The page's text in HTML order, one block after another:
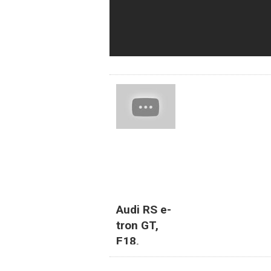
Audi RS e-
tron GT,
F18,
Ejército